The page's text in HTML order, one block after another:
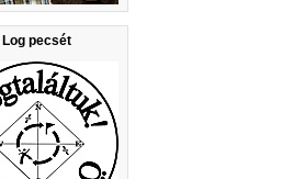
Log pecsét